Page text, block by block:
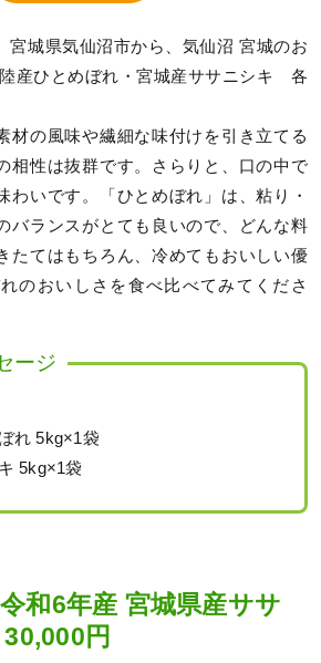
宮城県気仙沼市から、気仙沼 宮城のお
産ひとめぼれ・宮城産ササニシキ 各
材の風味や繊細な味付けを引き立てる
相性は抜群です。さらりと、口の中で
わいです。「ひとめぼれ」は、粘り・
バランスがとても良いので、どんな料
たてはもちろん、冷めてもおいしい優
のおいしさを食べ比べてみてくださ
ージ
れ 5kg×1袋
5kg×1袋
和6年産 宮城県産ササ
円